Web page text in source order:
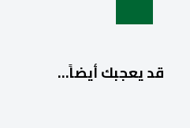
قد يعجبك أيضاً…